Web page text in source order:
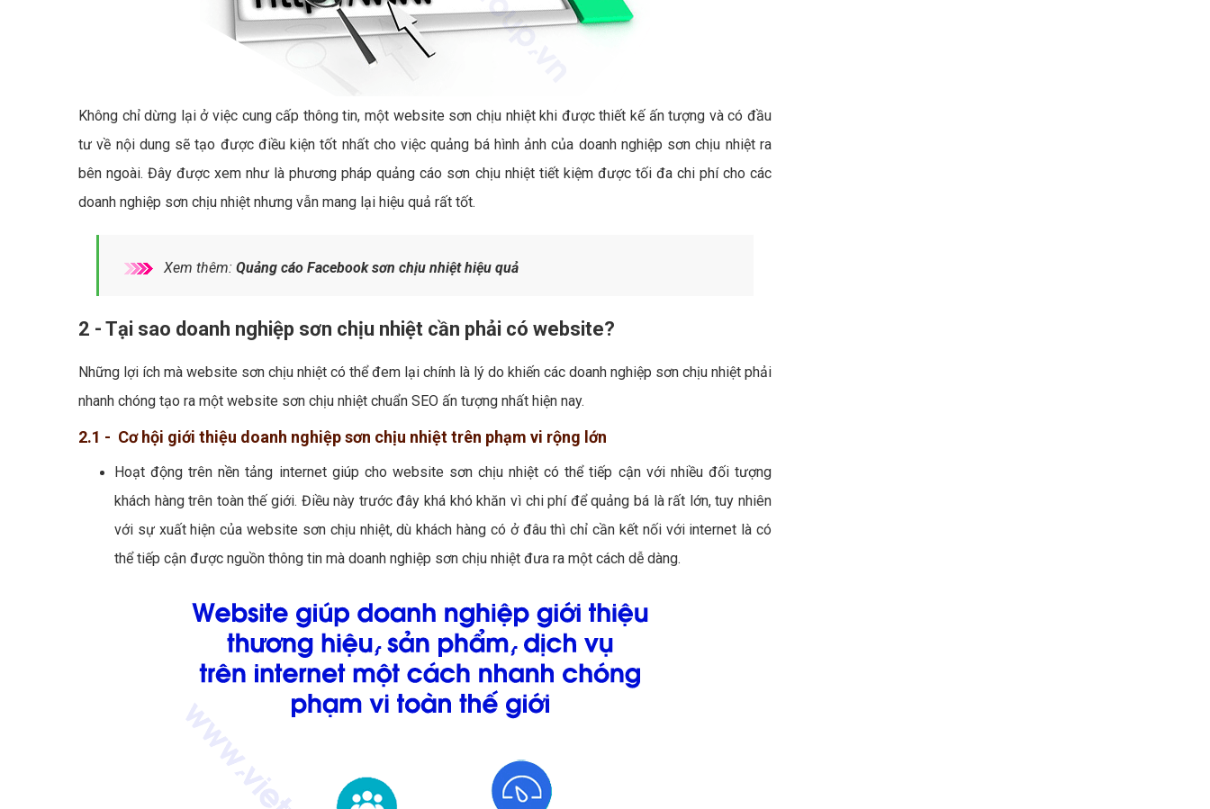
Không chỉ dừng lại ở việc cung cấp thông tin, một website sơn chịu nhiệt khi được thiết kế ấn tượng và có đầu
tư về nội dung sẽ tạo được điều kiện tốt nhất cho việc quảng bá hình ảnh của doanh nghiệp sơn chịu nhiệt ra
bên ngoài. Đây được xem như là phương pháp quảng cáo sơn chịu nhiệt tiết kiệm được tối đa chi phí cho các
doanh nghiệp sơn chịu nhiệt nhưng vẫn mang lại hiệu quả rất tốt.
Xem thêm: Quảng cáo Facebook sơn chịu nhiệt hiệu quả
2 - Tại sao doanh nghiệp sơn chịu nhiệt cần phải có website?
Những lợi ích mà website sơn chịu nhiệt có thể đem lại chính là lý do khiến các doanh nghiệp sơn chịu nhiệt phải
nhanh chóng tạo ra một website sơn chịu nhiệt chuẩn SEO ấn tượng nhất hiện nay.
2.1 - Cơ hội giới thiệu doanh nghiệp sơn chịu nhiệt trên phạm vi rộng lớn
Hoạt động trên nền tảng internet giúp cho website sơn chịu nhiệt có thể tiếp cận với nhiều đối tượng
khách hàng trên toàn thế giới. Điều này trước đây khá khó khăn vì chi phí để quảng bá là rất lớn, tuy nhiên
với sự xuất hiện của website sơn chịu nhiệt, dù khách hàng có ở đâu thì chỉ cần kết nối với internet là có
thể tiếp cận được nguồn thông tin mà doanh nghiệp sơn chịu nhiệt đưa ra một cách dễ dàng.